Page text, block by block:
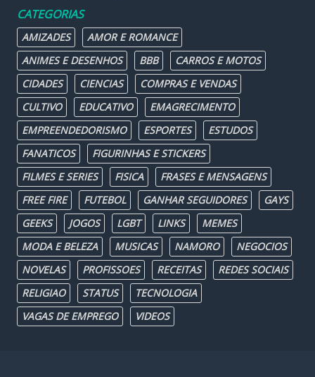
CATEGORIAS
AMIZADES
AMOR E ROMANCE
ANIMES E DESENHOS
BBB
CARROS E MOTOS
CIDADES
CIENCIAS
COMPRAS E VENDAS
CULTIVO
EDUCATIVO
EMAGRECIMENTO
EMPREENDEDORISMO
ESPORTES
ESTUDOS
FANATICOS
FIGURINHAS E STICKERS
FILMES E SERIES
FISICA
FRASES E MENSAGENS
FREE FIRE
FUTEBOL GANHAR SEGUIDORES
GAYS
GEEKS
JOGOS LGBT LINKS
MEMES
MODA E BELEZA
MUSICAS NAMORO
NEGOCIOS
NOVELAS
PROFISSOES RECEITAS
REDES SOCIAIS
RELIGIAO
STATUS
TECNOLOGIA
VAGAS DE EMPREGO
VIDEOS